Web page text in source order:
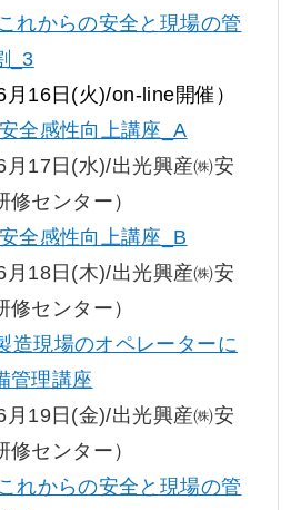
れからの安全と現場の管
_3
月16日(火)/on-line開催）
全感性向上講座_A
月17日(水)/出光興産㈱安
修センター）
全感性向上講座_B
月18日(木)/出光興産㈱安
修センター）
造現場のオペレーターに
管理講座
月19日(金)/出光興産㈱安
修センター）
れからの安全と現場の管